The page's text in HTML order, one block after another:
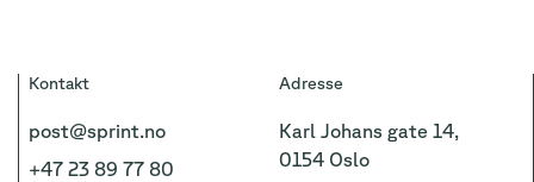
Kontakt
post@sprint.no
+47 23 89 77 80
Adresse
Karl Johans gate 14,
0154 Oslo